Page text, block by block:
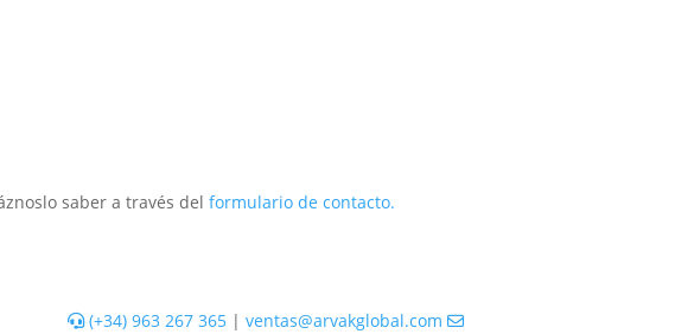
saber a través delformulario de contacto.
(+34) 963 267 365 | ventas@arvakglobal.com